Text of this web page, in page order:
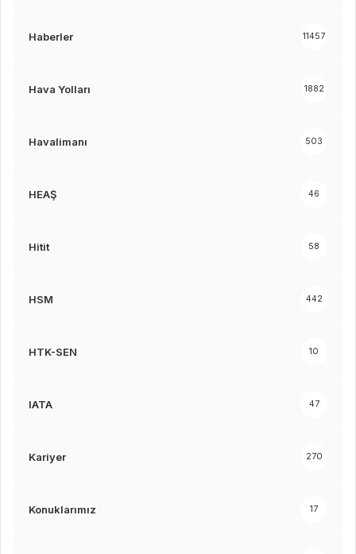
Haberler 11457
Hava Yolları 1882
Havalimanı 503
HEAŞ 46
Hitit 58
HSM 442
HTK-SEN 10
IATA 47
Kariyer 270
Konuklarımız 17